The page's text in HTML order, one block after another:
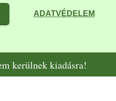
kerülnek kiadásra!
ADATVÉDELEM